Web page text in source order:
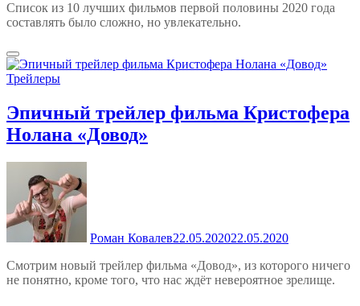
Список из 10 лучших фильмов первой половины 2020 года
составлять было сложно, но увлекательно.
Трейлеры
Эпичный трейлер фильма Кристофера
Нолана «Довод»
Роман Ковалев22.05.202022.05.2020
Смотрим новый трейлер фильма «Довод», из которого ничего
не понятно, кроме того, что нас ждёт невероятное зрелище.